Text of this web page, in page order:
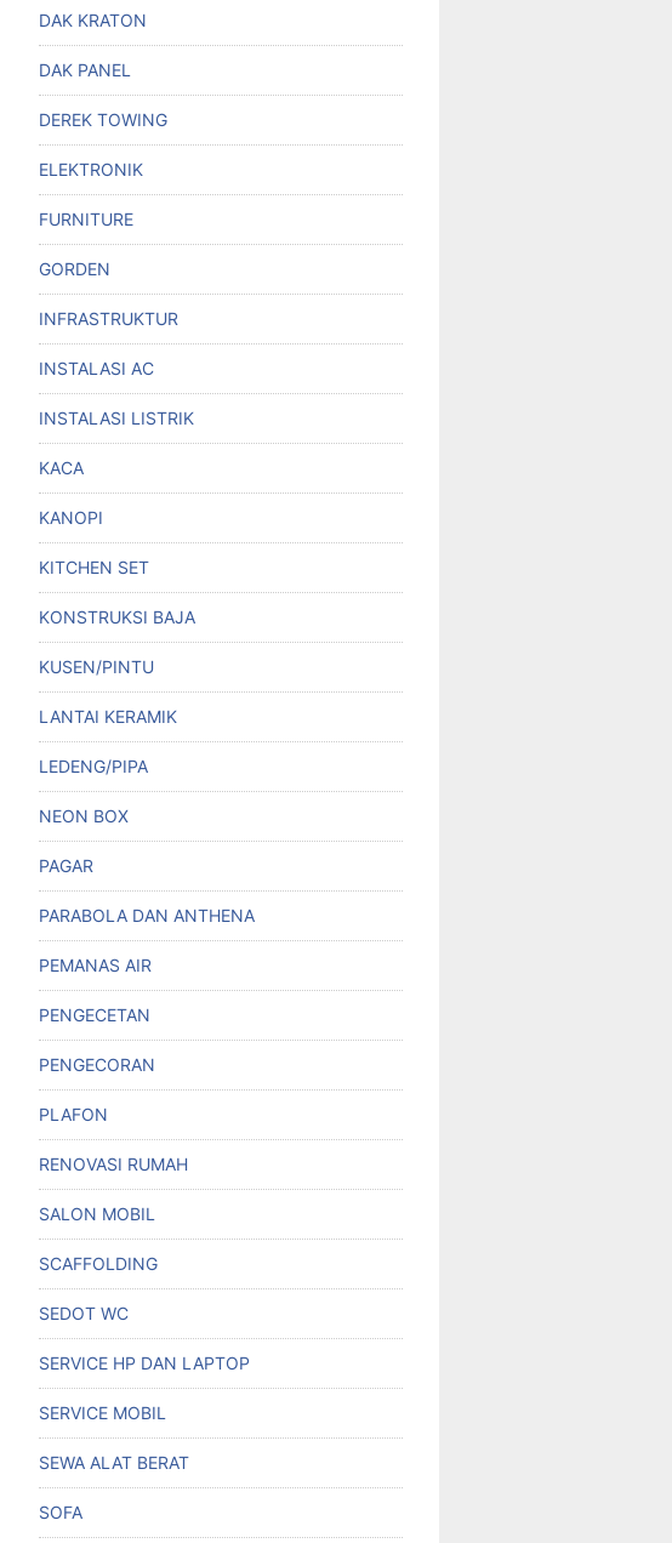
DAK KRATON
DAK PANEL
DEREK TOWING
ELEKTRONIK
FURNITURE
GORDEN
INFRASTRUKTUR
INSTALASI AC
INSTALASI LISTRIK
KACA
KANOPI
KITCHEN SET
KONSTRUKSI BAJA
KUSEN/PINTU
LANTAI KERAMIK
LEDENG/PIPA
NEON BOX
PAGAR
PARABOLA DAN ANTHENA
PEMANAS AIR
PENGECETAN
PENGECORAN
PLAFON
RENOVASI RUMAH
SALON MOBIL
SCAFFOLDING
SEDOT WC
SERVICE HP DAN LAPTOP
SERVICE MOBIL
SEWA ALAT BERAT
SOFA